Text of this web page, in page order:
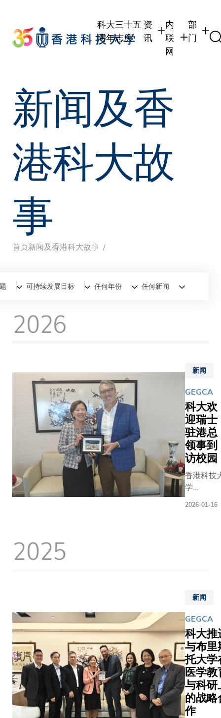
main
content
科大三十五
周年志庆
资
讯
校友
传媒
公众
内
联
网
校友内联网
部
门
新闻及香
港科大故
事
面
包
屑
首页新闻及香港科大故事
全部新闻香港科大故事
可持续发展目标 任何年份 任何新闻
2026
新闻
GEGCA
科大欢
迎瑞士
驻港总
领事到
访校园
香港科技
学
先生及其
园，并就
创新进行
入交流。
科大校长
玉如教授
协理副校
（大学数
研究）莱
诗博士接
了瑞士代
2026-01-16
2025
新闻
GEGCA
科大推
与布里
托大学
医学教
与科研
的战略
作